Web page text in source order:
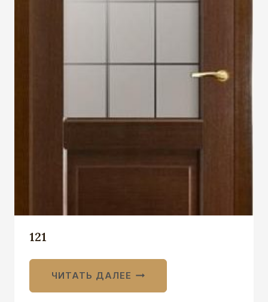
121
ЧИТАТЬ ДАЛЕЕ